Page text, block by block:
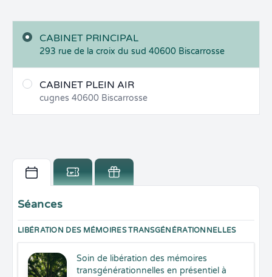
CABINET PRINCIPAL
293 rue de la croix du sud 40600 Biscarrosse
CABINET PLEIN AIR
cugnes 40600 Biscarrosse
Séances
LIBÉRATION DES MÉMOIRES TRANSGÉNÉRATIONNELLES
Soin de libération des mémoires
transgénérationnelles en présentiel à